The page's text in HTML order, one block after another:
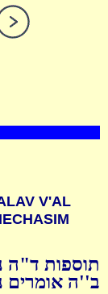
V'AL
תוספות ד"ה
ב''ה אומרים